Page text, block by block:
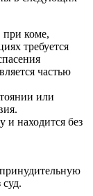
при коме,
требуется
частью
или
и находится без